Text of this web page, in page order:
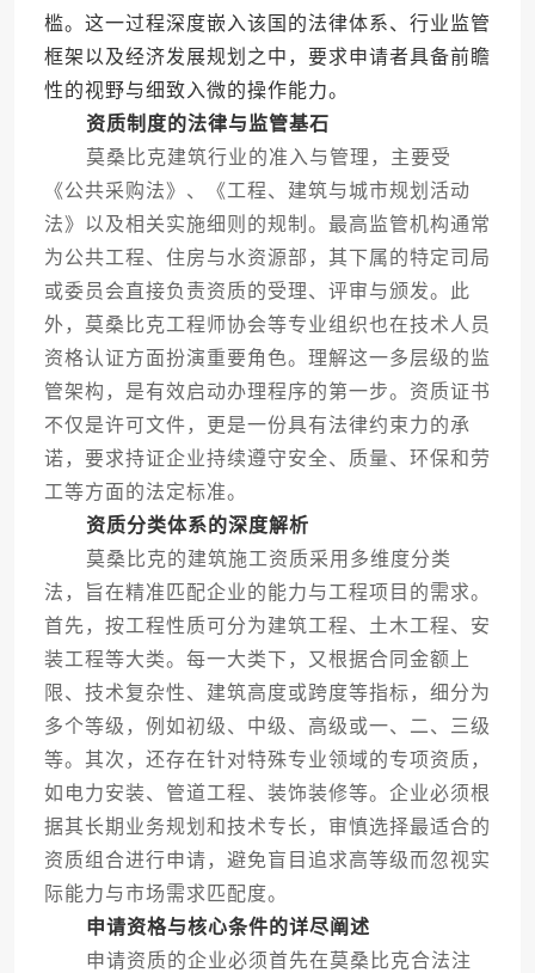
槛。这一过程深度嵌入该国的法律体系、行业监管
框架以及经济发展规划之中，要求申请者具备前瞻
性的视野与细致入微的操作能力。
资质制度的法律与监管基石
莫桑比克建筑行业的准入与管理，主要受
《公共采购法》、《工程、建筑与城市规划活动
法》以及相关实施细则的规制。最高监管机构通常
为公共工程、住房与水资源部，其下属的特定司局
或委员会直接负责资质的受理、评审与颁发。此
外，莫桑比克工程师协会等专业组织也在技术人员
资格认证方面扮演重要角色。理解这一多层级的监
管架构，是有效启动办理程序的第一步。资质证书
不仅是许可文件，更是一份具有法律约束力的承
诺，要求持证企业持续遵守安全、质量、环保和劳
工等方面的法定标准。
资质分类体系的深度解析
莫桑比克的建筑施工资质采用多维度分类
法，旨在精准匹配企业的能力与工程项目的需求。
首先，按工程性质可分为建筑工程、土木工程、安
装工程等大类。每一大类下，又根据合同金额上
限、技术复杂性、建筑高度或跨度等指标，细分为
多个等级，例如初级、中级、高级或一、二、三级
等。其次，还存在针对特殊专业领域的专项资质，
如电力安装、管道工程、装饰装修等。企业必须根
据其长期业务规划和技术专长，审慎选择最适合的
资质组合进行申请，避免盲目追求高等级而忽视实
际能力与市场需求匹配度。
申请资格与核心条件的详尽阐述
申请资质的企业必须首先在莫桑比克合法注